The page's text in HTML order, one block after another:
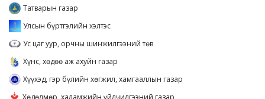
Татварын газар
Улсын бүртгэлийн хэлтэс
Ус цаг уур, орчны шинжилгээний төв
Хүнс, хөдөө аж ахуйн газар
Хүүхэд, гэр бүлийн хөгжил, хамгааллын газар
Хөдөлмөр, халамжийн үйлчилгээний газар